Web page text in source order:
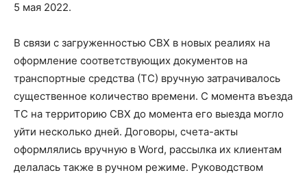
5 мая 2022.
В связи с загруженностью СВХ в новых реалиях на
оформление соответствующих документов на
транспортные средства (ТС) вручную затрачивалось
существенное количество времени. С момента въезда
ТС на территорию СВХ до момента его выезда могло
уйти несколько дней. Договоры, счета-акты
оформлялись вручную в Word, рассылка их клиентам
делалась также в ручном режиме. Руководством